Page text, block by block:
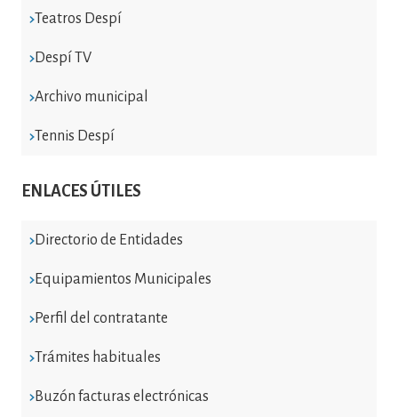
Teatros Despí
Despí TV
Archivo municipal
Tennis Despí
ENLACES ÚTILES
Directorio de Entidades
Equipamientos Municipales
Perfil del contratante
Trámites habituales
Buzón facturas electrónicas